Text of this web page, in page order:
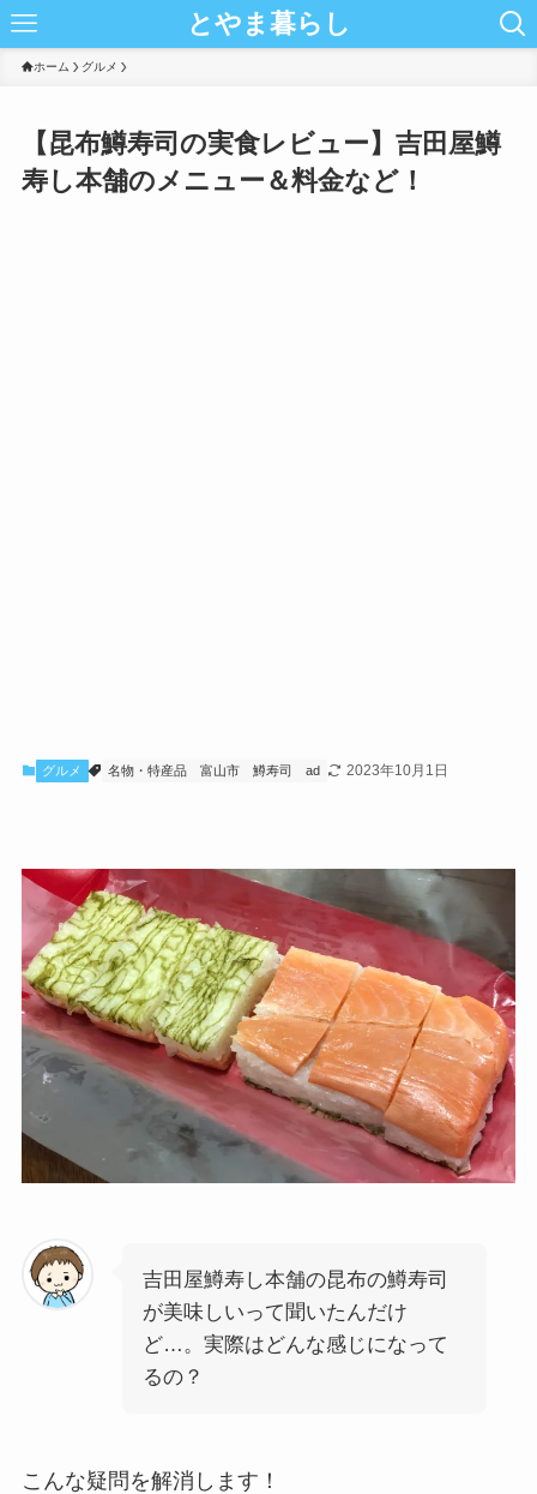
とやま暮らし
ホーム グルメ
【昆布鱒寿司の実食レビュー】吉田屋鱒
寿し本舗のメニュー＆料金など！
グルメ 名物・特産品 富山市 鱒寿司 ad 2023年10月1日
吉田屋鱒寿し本舗の昆布の鱒寿司
が美味しいって聞いたんだけ
ど…。実際はどんな感じになって
るの？
こんな疑問を解消します！